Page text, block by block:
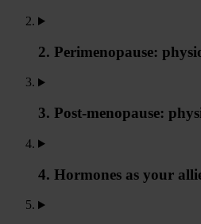
2. Perimenopause:
3. Post-menopause:
4. Hormones as your